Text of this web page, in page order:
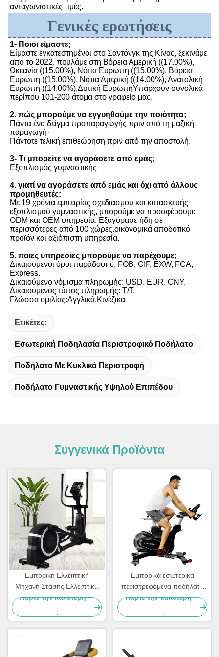
ανταγωνιστικές τιμές.
Γενικές ερωτήσεις
1- Ποιοι είμαστε;
Είμαστε εγκατεστημένοι στο Σαντόνγκ της Κίνας, ξεκινάμε
από το 2022, πουλάμε στη Βόρεια Αμερική ((17.00%),
Ωκεανία ((15.00%), Νότια Ευρώπη ((15.00%), Βόρεια
Ευρώπη ((15.00%), Νότια Αμερική ((14.00%), Ανατολική
Ευρώπη ((14.00%),Δυτική ΕυρώπηΥπάρχουν συνολικά
περίπου 101-200 άτομα στο γραφείο μας.
2. πώς μπορούμε να εγγυηθούμε την ποιότητα;
Πάντα ένα δείγμα προπαραγωγής πριν από τη μαζική
παραγωγή·
Πάντοτε τελική επιθεώρηση πριν από την αποστολή.
3- Τι μπορείτε να αγοράσετε από εμάς;
Εξοπλισμός γυμναστικής
4. γιατί να αγοράσετε από εμάς και όχι από άλλους
προμηθευτές;
Με 19 χρόνια εμπειρίας σχεδιασμού και κατασκευής
εξοπλισμού γυμναστικής, μπορούμε να προσφέρουμε
ODM και OEM υπηρεσία. Εξαγόρασε ήδη σε
περισσότερες από 100 χώρες.οικονομικά αποδοτικό
προϊόν και αξιόπιστη υπηρεσία.
5. ποιες υπηρεσίες μπορούμε να παρέχουμε;
Δικαιούμενοι όροι παράδοσης: FOB, CIF, EXW, FCA,
Express.
Δικαιούμενο νόμισμα πληρωμής: USD, EUR, CNY.
Δικαιούμενος τύπος πληρωμής: T/T.
Γλώσσα ομιλίας:Αγγλικά,Κινέζικα
Ετικέτες:
Εσωτερική Ποδηλασία Περιστροφικό Ποδήλατο
Ποδήλατο Με Κυκλικό Περιστροφή
Ποδήλατο Γυμναστικής Υψηλού Επιπέδου
Συγγενικά Προϊόντα
Εμπορική Ελλειπτική
Μηχανή Στάσης Ελλειπτική
Μηχανή Εκπαίδευσης
Πάρτε την καλύτερη
τιμή
Εμπορικά εσωτερικά
περιστρεφόμενα ποδήλατα
Αθλητικά εξοπλισμός
Πάρτε την καλύτερη
τιμή